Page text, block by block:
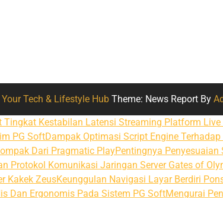
Your Tech & Lifestyle Hub Theme: News Report By
Tingkat Kestabilan Latensi Streaming Platform Live
PG SoftDampak Optimasi Script Engine
Dari Pragmatic PlayPentingnya
Protokol Komunikasi Jaringan Server Gates of
Kakek ZeusKeunggulan Navigasi Layar Berdiri
Dan Ergonomis Pada Sistem PG SoftMengurai